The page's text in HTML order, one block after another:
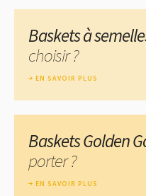
Baskets à
choisir ?
EN SAVOIR PLUS
Baskets Golden
porter ?
EN SAVOIR PLUS